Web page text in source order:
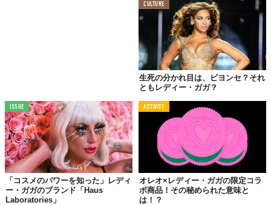
CULTURE
生死の分かれ目は、ビヨンセ？それ
ともレディー・ガガ？
ISSUE
「コスメのパワーを知った」レディ
ー・ガガのブランド「Haus
Laboratories」
ACTIVITY
オレオ×レディー・ガガの限定コラ
ボ商品！その秘められた意味と
は！？